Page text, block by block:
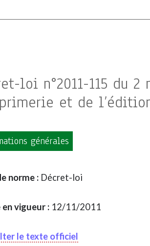
loi n°2011-115 du
et de
générales
norme : Décret-loi
en vigueur : 12/11/2011
le texte officiel